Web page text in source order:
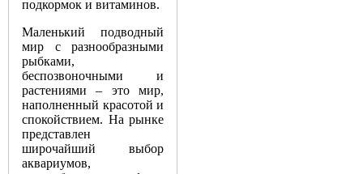
подкормок и витаминов.
Маленький подводный
мир с разнообразными
рыбками,
беспозвоночными и
растениями – это мир,
наполненный красотой и
спокойствием. На рынке
представлен
широчайший выбор
аквариумов,